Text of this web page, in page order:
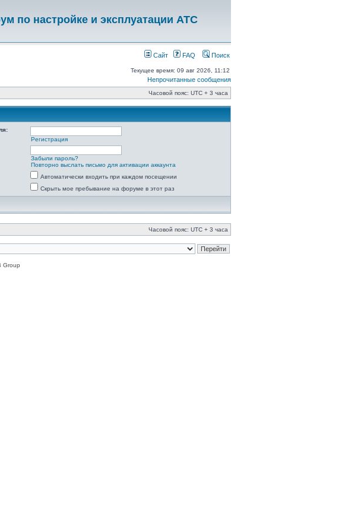
по настройке и эксплуатации АТС
Сайт FAQ Поиск
Текущее время: 09 авг 2026, 11:12
Непрочитанные сообщения
Часовой пояс: UTC + 3 часа
Регистрация
Забыли пароль?
Повторно выслать письмо для активации аккаунта
Автоматически входить при каждом посещении
Скрыть мое пребывание на форуме в этот раз
Часовой пояс: UTC + 3 часа
Group